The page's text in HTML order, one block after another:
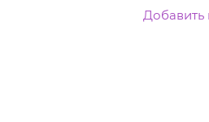
Добавить